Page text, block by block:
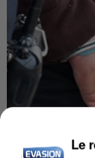
UN SECOND
Le